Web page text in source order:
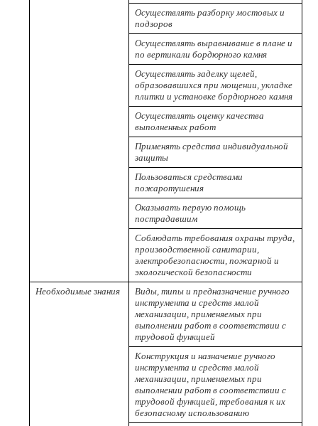
Осуществлять разборку мостовых и
подзоров
Осуществлять выравнивание в плане и
по вертикали бордюрного камня
Осуществлять заделку щелей,
образовавшихся при мощении, укладке
плитки и установке бордюрного камня
Осуществлять оценку качества
выполненных работ
Применять средства индивидуальной
защиты
Пользоваться средствами
пожаротушения
Оказывать первую помощь
пострадавшим
Соблюдать требования охраны труда,
производственной санитарии,
электробезопасности, пожарной и
экологической безопасности
Необходимые знания
Виды, типы и предназначение ручного
инструмента и средств малой
механизации, применяемых при
выполнении работ в соответствии с
трудовой функцией
Конструкция и назначение ручного
инструмента и средств малой
механизации, применяемых при
выполнении работ в соответствии с
трудовой функцией, требования к их
безопасному использованию